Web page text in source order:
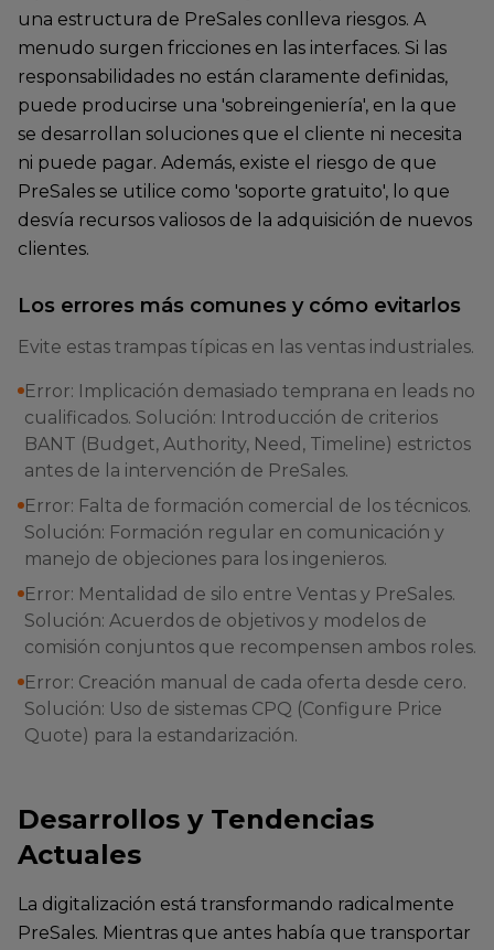
una estructura de PreSales conlleva riesgos. A
menudo surgen fricciones en las interfaces. Si las
responsabilidades no están claramente definidas,
puede producirse una 'sobreingeniería', en la que
se desarrollan soluciones que el cliente ni necesita
ni puede pagar. Además, existe el riesgo de que
PreSales se utilice como 'soporte gratuito', lo que
desvía recursos valiosos de la adquisición de nuevos
clientes.
Los errores más comunes y cómo evitarlos
Evite estas trampas típicas en las ventas industriales.
Error: Implicación demasiado temprana en leads no
cualificados. Solución: Introducción de criterios
BANT (Budget, Authority, Need, Timeline) estrictos
antes de la intervención de PreSales.
Error: Falta de formación comercial de los técnicos.
Solución: Formación regular en comunicación y
manejo de objeciones para los ingenieros.
Error: Mentalidad de silo entre Ventas y PreSales.
Solución: Acuerdos de objetivos y modelos de
comisión conjuntos que recompensen ambos roles.
Error: Creación manual de cada oferta desde cero.
Solución: Uso de sistemas CPQ (Configure Price
Quote) para la estandarización.
Desarrollos y Tendencias
Actuales
La digitalización está transformando radicalmente
PreSales. Mientras que antes había que transportar